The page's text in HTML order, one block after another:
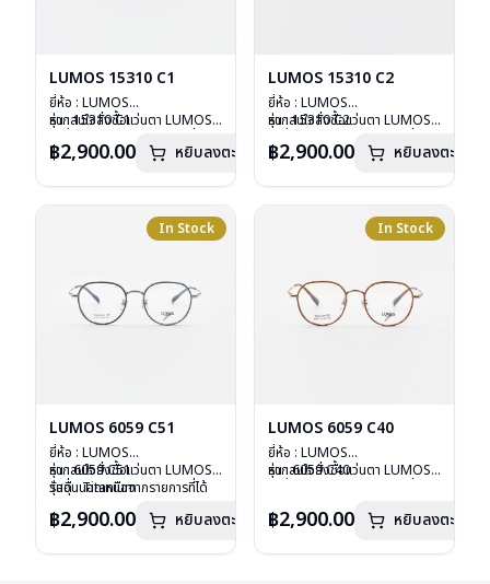
LUMOS 15310 C1
ยี่ห้อ : LUMOS
รุ่น : 15310 C1
เลนส์ : Demo Lens
น้ำหนัก : 16 กรัม
อุปกรณ์ : กล่องแว่น , ผ้าเช็ดแว่น
หากสนใจสั่งชื้อแว่นตา LUMOS
ลงไว้กรุณาติดต่อเราคลิก
฿2,900.00 หยิบลงตะกร้า
LUMOS 15310 C2
ยี่ห้อ : LUMOS
รุ่น : 15310 C2
เลนส์ : Demo Lens
น้ำหนัก : 16 กรัม
อุปกรณ์ : กล่องแว่น , ผ้าเช็ดแว่น
หากสนใจสั่งชื้อแว่นตา LUMOS
ลงไว้กรุณาติดต่อเราคลิก
฿2,900.00 หยิบลงตะกร้า
In Stock
LUMOS 6059 C51
ยี่ห้อ : LUMOS
รุ่น : 6059 C51
วัสดุ : Titanium
บานพับ : ไม่มีสปริง
อุปกรณ์ : กล่องแว่น , ผ้าเช็ดแว่น
หากสนใจสั่งชื้อแว่นตา LUMOS
รุ่นอื่นนอกเหนือจากรายการที่ได้
฿2,900.00 หยิบลงตะกร้า
In Stock
LUMOS 6059 C40
ยี่ห้อ : LUMOS
รุ่น : 6059 C40
บานพับ : ไม่มีสปริง
อุปกรณ์ : กล่องแว่น , ผ้าเช็ดแว่น
หากสนใจสั่งชื้อแว่นตา LUMOS
฿2,900.00 หยิบลงตะกร้า